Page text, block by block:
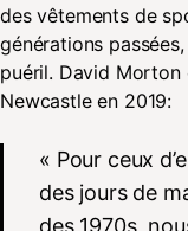
des vêtements de
générations
puéril. David
Newcastle en 2019:
« Pour ceux
des jours de
des 1970s,